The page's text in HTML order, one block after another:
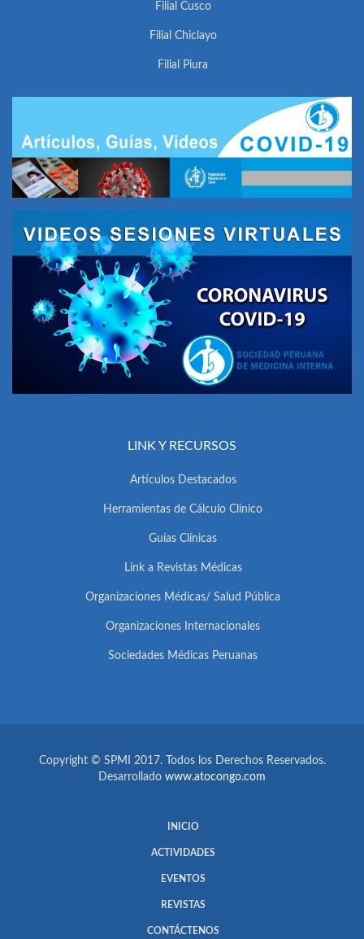
Filial Cusco
Filial Chiclayo
Filial Piura
LINK Y RECURSOS
Artículos Destacados
Herramientas de Cálculo Clínico
Guías Clínicas
Link a Revistas Médicas
Organizaciones Médicas/ Salud Pública
Organizaciones Internacionales
Sociedades Médicas Peruanas
Copyright © SPMI 2017. Todos los Derechos Reservados.
Desarrollado www.atocongo.com
INICIO
ACTIVIDADES
EVENTOS
REVISTAS
CONTÁCTENOS